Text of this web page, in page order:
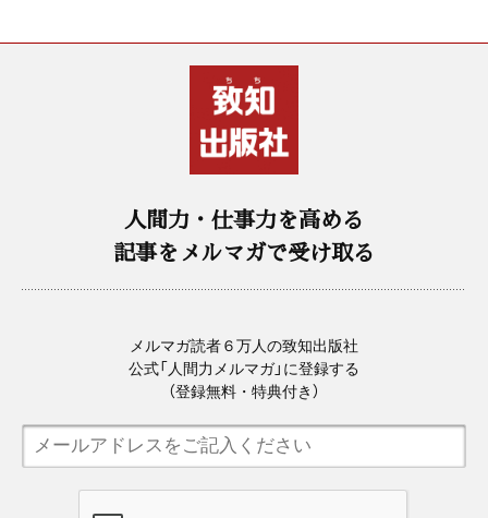
人間力・仕事力を高める
記事をメルマガで受け取る
メルマガ読者６万人の致知出版社
公式「人間力メルマガ」に登録する
（登録無料・特典付き）